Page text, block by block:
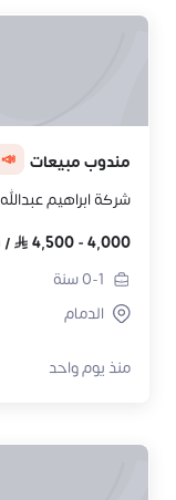
مندوب مبيعات
شركة ابراهيم
4,000
-
4,500
/
0-1سنة
الدمام
منذ يوم واحد